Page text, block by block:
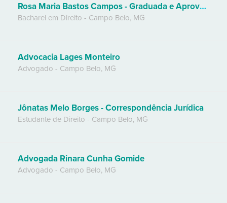
Rosa Maria Bastos Campos - Graduada e Aprovada Na Oab
Bacharel em Direito - Campo Belo, MG
Advocacia Lages Monteiro
Advogado - Campo Belo, MG
Jônatas Melo Borges - Correspondência Jurídica
Estudante de Direito - Campo Belo, MG
Advogada Rinara Cunha Gomide
Advogado - Campo Belo, MG